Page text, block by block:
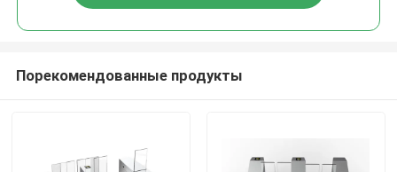
Порекомендованные продукты